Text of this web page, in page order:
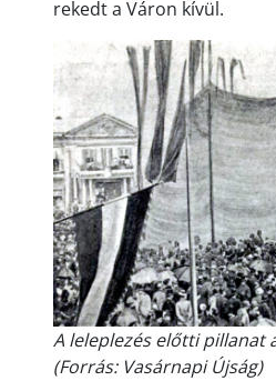
rekedt a Váron kívül.
A leleplezés előtti pillanat
(Forrás: Vasárnapi Újság)